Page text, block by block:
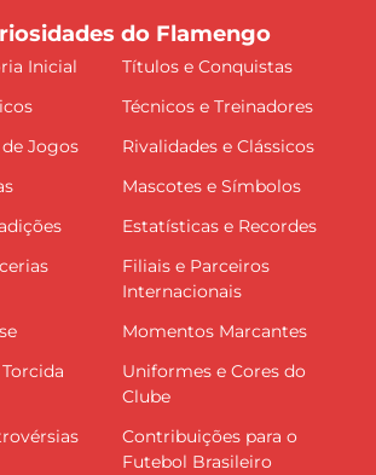
do Flamengo
Inicial
Títulos e Conquistas
Técnicos e Treinadores
Jogos
Rivalidades e Clássicos
Mascotes e Símbolos
Estatísticas e Recordes
Filiais e Parceiros
Internacionais
Momentos Marcantes
Uniformes e Cores do
Clube
Contribuições para o
Futebol Brasileiro